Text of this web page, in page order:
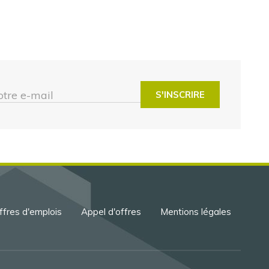
e-mail
d'emplois Appel d'offres Mentions légales